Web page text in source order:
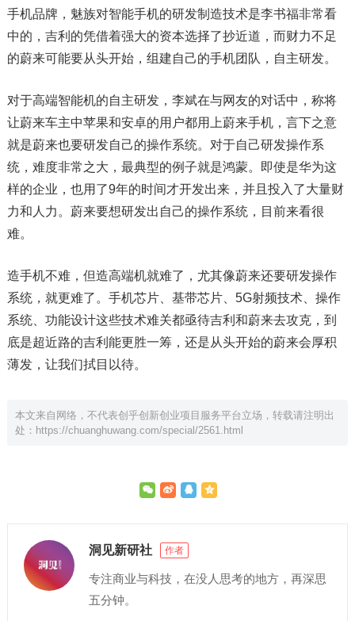
手机品牌，魅族对智能手机的研发制造技术是李书福非常看
中的，吉利的凭借着强大的资本选择了抄近道，而财力不足
的蔚来可能要从头开始，组建自己的手机团队，自主研发。
对于高端智能机的自主研发，李斌在与网友的对话中，称将
让蔚来车主中苹果和安卓的用户都用上蔚来手机，言下之意
就是蔚来也要研发自己的操作系统。对于自己研发操作系
统，难度非常之大，最典型的例子就是鸿蒙。即使是华为这
样的企业，也用了9年的时间才开发出来，并且投入了大量财
力和人力。蔚来要想研发出自己的操作系统，目前来看很
难。
造手机不难，但造高端机就难了，尤其像蔚来还要研发操作
系统，就更难了。手机芯片、基带芯片、5G射频技术、操作
系统、功能设计这些技术难关都亟待吉利和蔚来去攻克，到
底是超近路的吉利能更胜一筹，还是从头开始的蔚来会厚积
薄发，让我们拭目以待。
本文来自网络，不代表创乎创新创业项目服务平台立场，转载请注明出
处： https://chuanghuwang.com/special/2561.html
洞见新研社 作者
专注商业与科技，在没人思考的地方，再深思
五分钟。